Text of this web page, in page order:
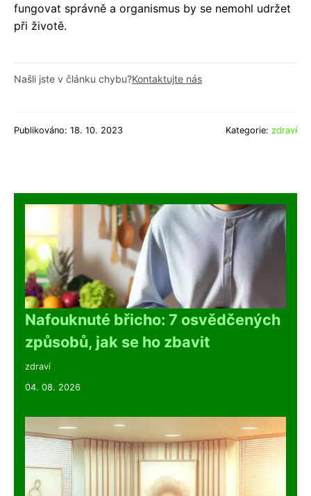
fungovat správně a organismus by se nemohl udržet
při životě.
Našli jste v článku chybu?Kontaktujte nás
Publikováno: 18. 10. 2023 Kategorie: zdraví
Nafouknuté břicho: 7 osvědčených
způsobů, jak se ho zbavit
zdraví
04. 08. 2026